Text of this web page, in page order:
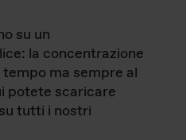
su un
la concentrazione
tempo ma sempre al
potete scaricare
tutti i nostri